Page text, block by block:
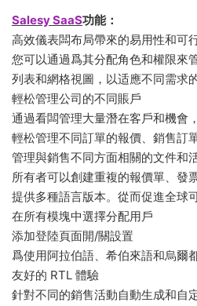
Salesy SaaS功能：
高效儀表闆布局帶來的易用性和可
您可以通過爲其分配角色和權限來
列表和網格視圖，以适應不同需求
輕松管理公司的不同賬戶
通過看闆管理大量潛在客戶和機會
輕松管理不同訂單的報價、銷售訂
管理與銷售不同方面相關的文件和
所有者可以創建重複的報價單、發
提供多種語言版本。從而促進全球
在所有模塊中選擇分配用戶
添加登陸頁面開/關設置
爲使用阿拉伯語、希伯來語和烏爾
友好的 RTL 體驗
針對不同的銷售活動自動生成和自